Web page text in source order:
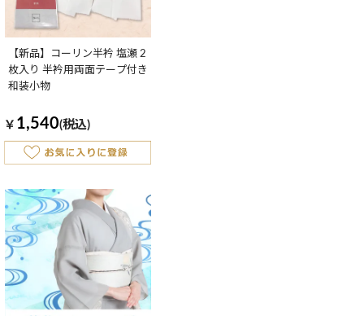
【新品】コーリン半衿 塩瀬 2
枚入り 半衿用両面テープ付き
和装小物
￥ 1,540(税込)